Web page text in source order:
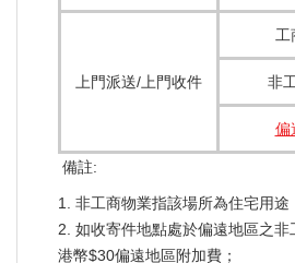
上門派送/上門收件
工
非
偏
備註:
1. 非工商物業指該場所為住宅用途
2. 如收寄件地點處於偏遠地區之非
港幣$30偏遠地區附加費；